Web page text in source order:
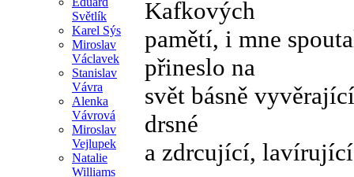
Světlík
Karel Sýs
Miroslav
Václavek
Stanislav
Vávra
Alenka
Vávrová
Miroslav
Vejlupek
Natalie
Williams
Kafkových
pamětí, i mne
přineslo na
svět básně
drsné
a zdrcující, lavírující